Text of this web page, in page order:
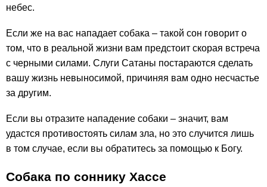
небес.
Если же на вас нападает собака – такой сон говорит о
том, что в реальной жизни вам предстоит скорая встреча
с черными силами. Слуги Сатаны постараются сделать
вашу жизнь невыносимой, причиняя вам одно несчастье
за другим.
Если вы отразите нападение собаки – значит, вам
удастся противостоять силам зла, но это случится лишь
в том случае, если вы обратитесь за помощью к Богу.
Собака по соннику Хассе